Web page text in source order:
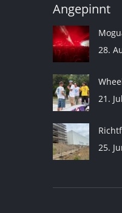
Angepinnt
28.
21.
25.